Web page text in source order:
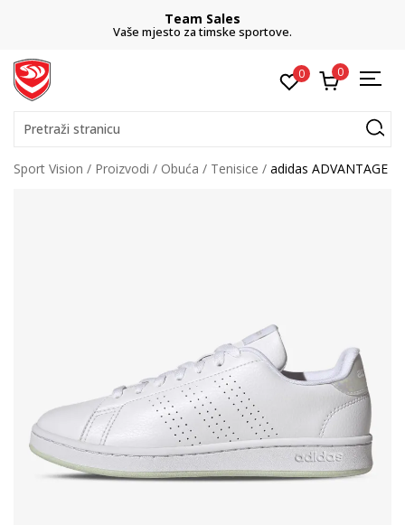
Team Sales
Vaše mjesto za timske sportove.
0 0
Pretraži stranicu
Sport Vision Proizvodi Obuća Tenisice adidas ADVANTAGE